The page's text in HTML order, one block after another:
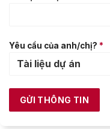
Yêu cầu của anh/chị? *